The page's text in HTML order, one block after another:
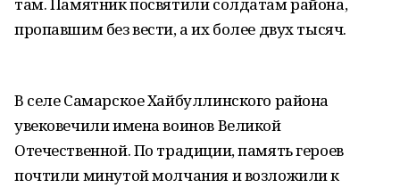
пропавшим без вести, а их более двух тысяч.
В селе Самарское Хайбуллинского района
увековечили имена воинов Великой
Отечественной. По традиции, память героев
почтили минутой молчания и возложили к